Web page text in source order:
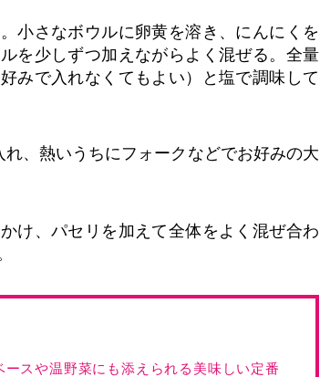
小さなボウルに卵黄を溶き、にんにくを
を少しずつ加えながらよく混ぜる。全量
みで入れなくてもよい）と塩で調味して
、熱いうちにフォークなどでお好みの大
け、パセリを加えて全体をよく混ぜ合わ
スや温野菜にも添えられる美味しい定番